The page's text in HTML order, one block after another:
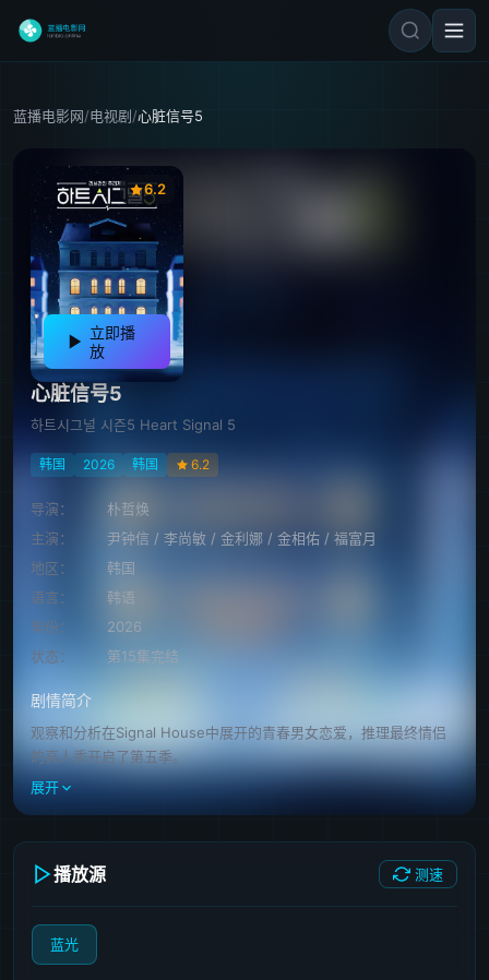
蓝播电影网/电视剧/心脏信号5
6.2
立即播
放
心脏信号5
하트시그널 시즌5 Heart Signal 5
韩国 2026 韩国 6.2
导演：
朴哲焕
主演：
尹钟信 / 李尚敏 / 金利娜 / 金相佑 / 福富月
地区：
韩国
语言：
韩语
年份：
2026
状态：
第15集完结
剧情简介
观察和分析在Signal House中展开的青春男女恋爱，推理最终情侣
的真人秀开启了第五季。
展开
播放源 测速
蓝光